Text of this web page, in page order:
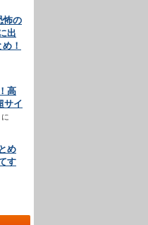
怖の
出
！
高
サイ
め
す